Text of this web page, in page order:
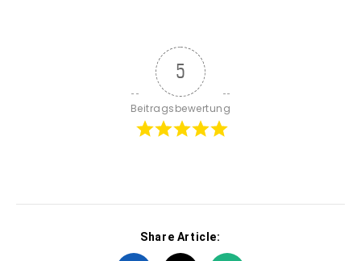
5
Beitragsbewertung
Share Article: